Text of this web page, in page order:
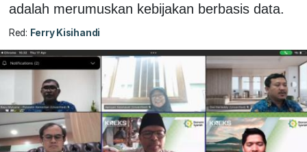
adalah merumuskan kebijakan berbasis data.
Red: Ferry Kisihandi